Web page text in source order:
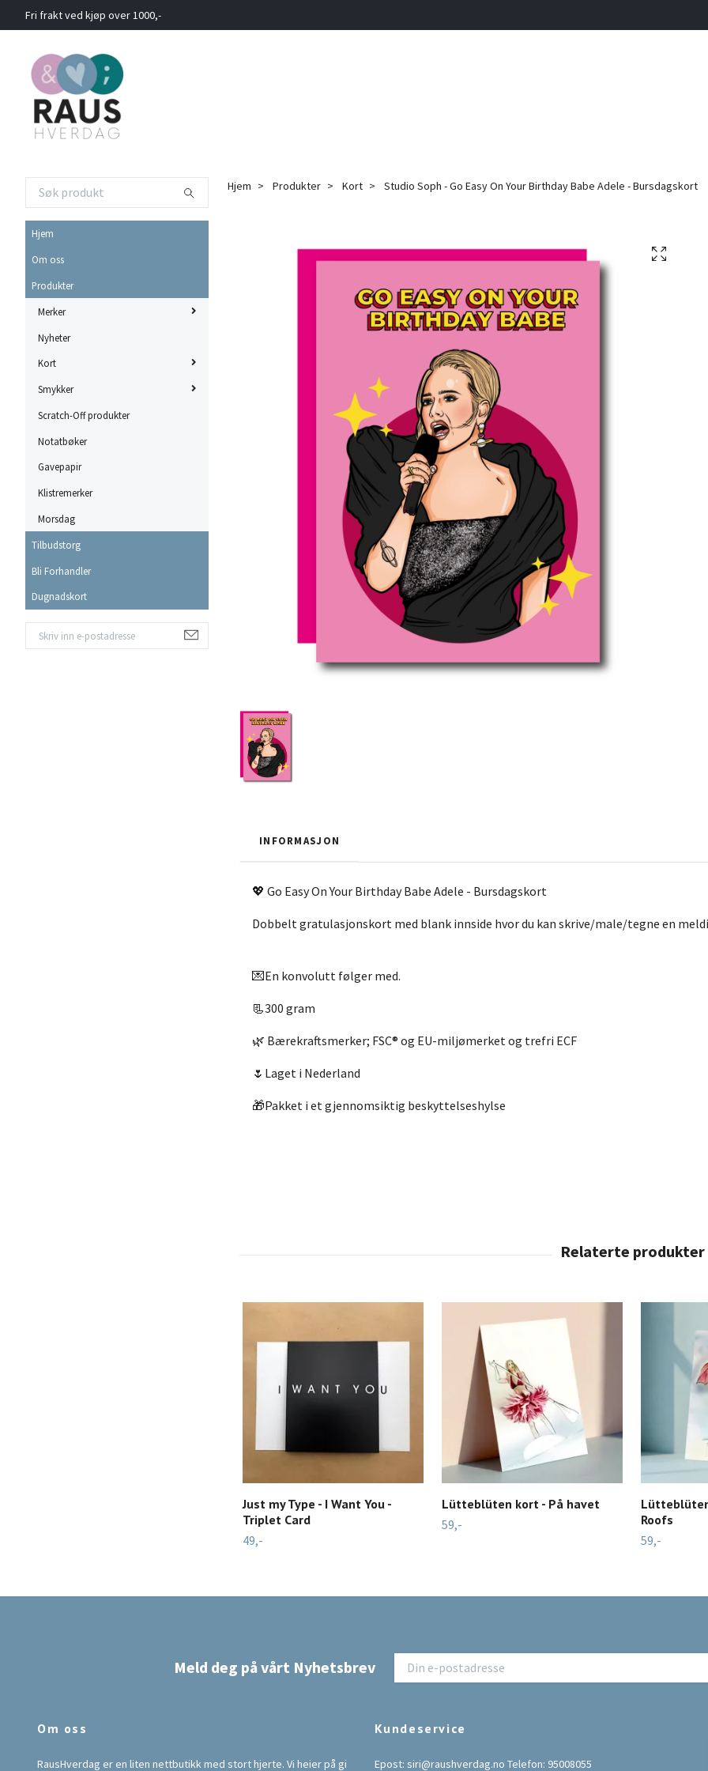
Fri frakt ved kjøp over 1000,-
Hjem
Om oss
Produkter
Merker
Nyheter
Kort
Smykker
Scratch-Off produkter
Notatbøker
Gavepapir
Klistremerker
Morsdag
Tilbudstorg
Bli Forhandler
Dugnadskort
Hjem Produkter Kort Studio Soph - Go Easy On Your Birthday Babe Adele - Bursdagskort
INFORMASJON
💖 Go Easy On Your Birthday Babe Adele - Bursdagskort
Dobbelt gratulasjonskort med blank innside hvor du kan skrive/male/tegne en
💌En konvolutt følger med.
📃300 gram
🌿 Bærekraftsmerker; FSC® og EU-miljømerket og trefri ECF
🌷Laget i Nederland
🎁Pakket i et gjennomsiktig beskyttelseshylse
Just my Type - I Want You -
Triplet Card
49,-
Lütteblüten kort - På havet
59,-
Roofs
59,-
Meld deg på vårt Nyhetsbrev
Om oss
RausHverdag er en liten nettbutikk med stort hjerte. Vi heier på gi
Kundeservice
Epost: siri@raushverdag.no Telefon: 95008055